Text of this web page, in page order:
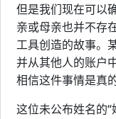
但是我们现在可以
亲或母亲也并不存
工具创造的故事。
并从其他人的账户
相信这件事情是真
这位未公布姓名的